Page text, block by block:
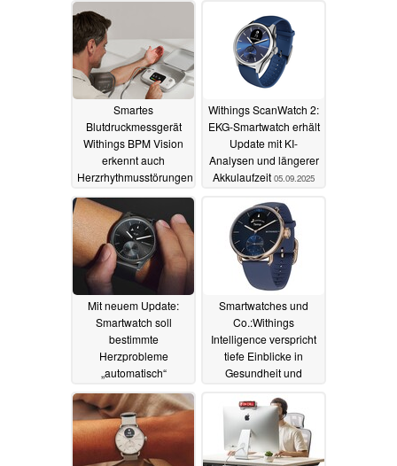
Smartes
Blutdruckmessgerät
Withings BPM Vision
erkennt auch
Herzrhythmusstörungen
14.10.2025
Withings ScanWatch 2:
EKG-Smartwatch erhält
Update mit KI-
Analysen und längerer
Akkulaufzeit 05.09.2025
Mit neuem Update:
Smartwatch soll
bestimmte
Herzprobleme
„automatisch“
07.07.2025
Smartwatches und
Co.:Withings
Intelligence verspricht
tiefe Einblicke in
Gesundheit und
Assistenten12.06.2025